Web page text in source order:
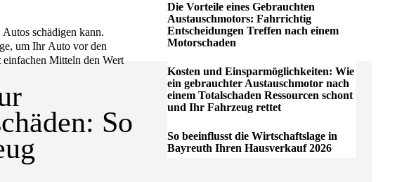
schädigen kann.
um Ihr Auto vor den
einfachen Mitteln den Wert
So
Die Vorteile eines Gebrauchten
Austauschmotors: Fahrrichtig
Entscheidungen Treffen nach einem
Motorschaden
Kosten und Einsparmöglichkeiten: Wie
ein gebrauchter Austauschmotor nach
einem Totalschaden Ressourcen schont
und Ihr Fahrzeug rettet
So beeinflusst die Wirtschaftslage in
Bayreuth Ihren Hausverkauf 2026